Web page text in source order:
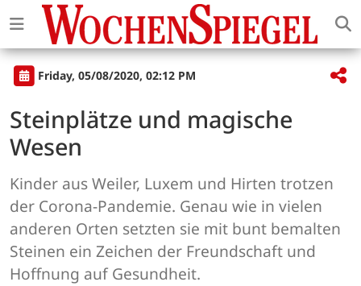
Friday, 05/08/2020, 02:12 PM
Steinplätze und magische
Wesen
Kinder aus Weiler, Luxem und Hirten trotzen
der Corona-Pandemie. Genau wie in vielen
anderen Orten setzten sie mit bunt bemalten
Steinen ein Zeichen der Freundschaft und
Hoffnung auf Gesundheit.